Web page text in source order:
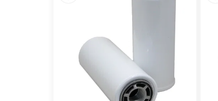
Media Type
Collapse Burst